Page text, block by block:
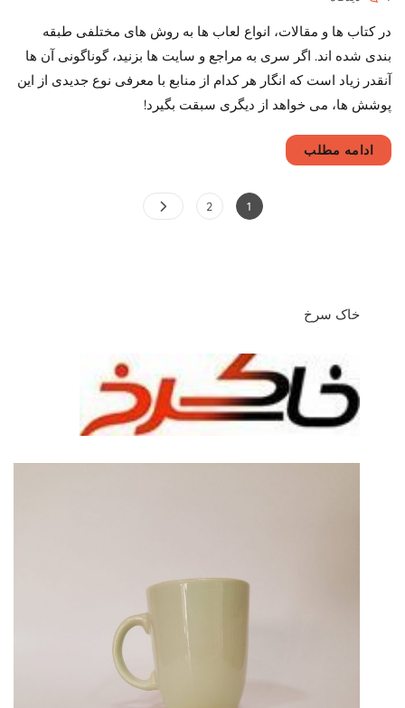
لعاب
و
هر
نوع
در کتاب ها و مقالات، انواع لعاب ها به روش های مختلفی طبقه
بندی شده اند. اگر سری به مراجع و سایت ها بزنید، گوناگونی آن ها
آنقدر زیاد است که انگار هر کدام از منابع با معرفی نوع جدیدی از این
پوشش ها، می خواهد از دیگری سبقت بگیرد!
ادامه مطلب
صفحه‌بندی
Page1
Page
2
خاک سرخ